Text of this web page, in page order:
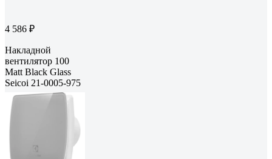
4 586 ₽
Накладной
вентилятор 100
Matt Black Glass
Seicoi 21-0005-975